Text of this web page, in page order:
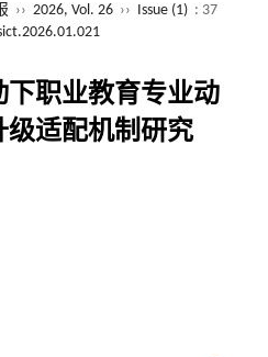
›› 2026, Vol. 26 ›› Issue (1) : 37
职业教育专业动
级适配机制研究